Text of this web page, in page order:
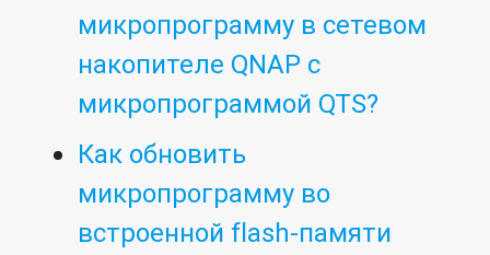
микропрограмму в сетевом
накопителе QNAP с
микропрограммой QTS?
Как обновить
микропрограмму во
встроенной flash-памяти